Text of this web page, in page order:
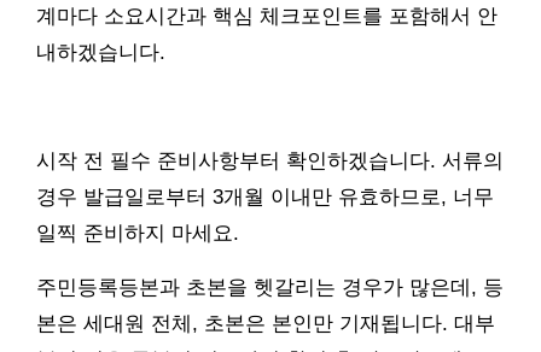
계마다 소요시간과 핵심 체크포인트를 포함해서 안
내하겠습니다.
시작 전 필수 준비사항부터 확인하겠습니다. 서류의
경우 발급일로부터 3개월 이내만 유효하므로, 너무
일찍 준비하지 마세요.
주민등록등본과 초본을 헷갈리는 경우가 많은데, 등
본은 세대원 전체, 초본은 본인만 기재됩니다. 대부